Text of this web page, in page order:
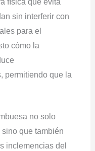
sin interferir con
para el
cómo la
permitiendo que la
no solo
que también
inclemencias del